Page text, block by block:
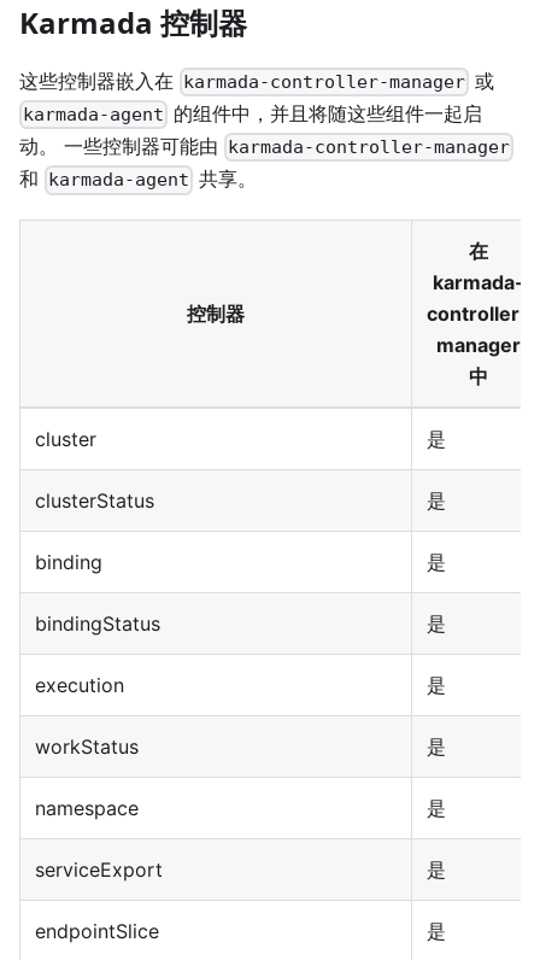
Karmada 控制器
这些控制器嵌入在 karmada-controller-manager 或
karmada-agent 的组件中，并且将随这些组件一起启
动。 一些控制器可能由 karmada-controller-manager
和 karmada-agent 共享。
控制器
在
karmada-
controller-
manager
中
cluster 是
clusterStatus 是
binding 是
bindingStatus 是
execution 是
workStatus 是
namespace 是
serviceExport 是
endpointSlice 是